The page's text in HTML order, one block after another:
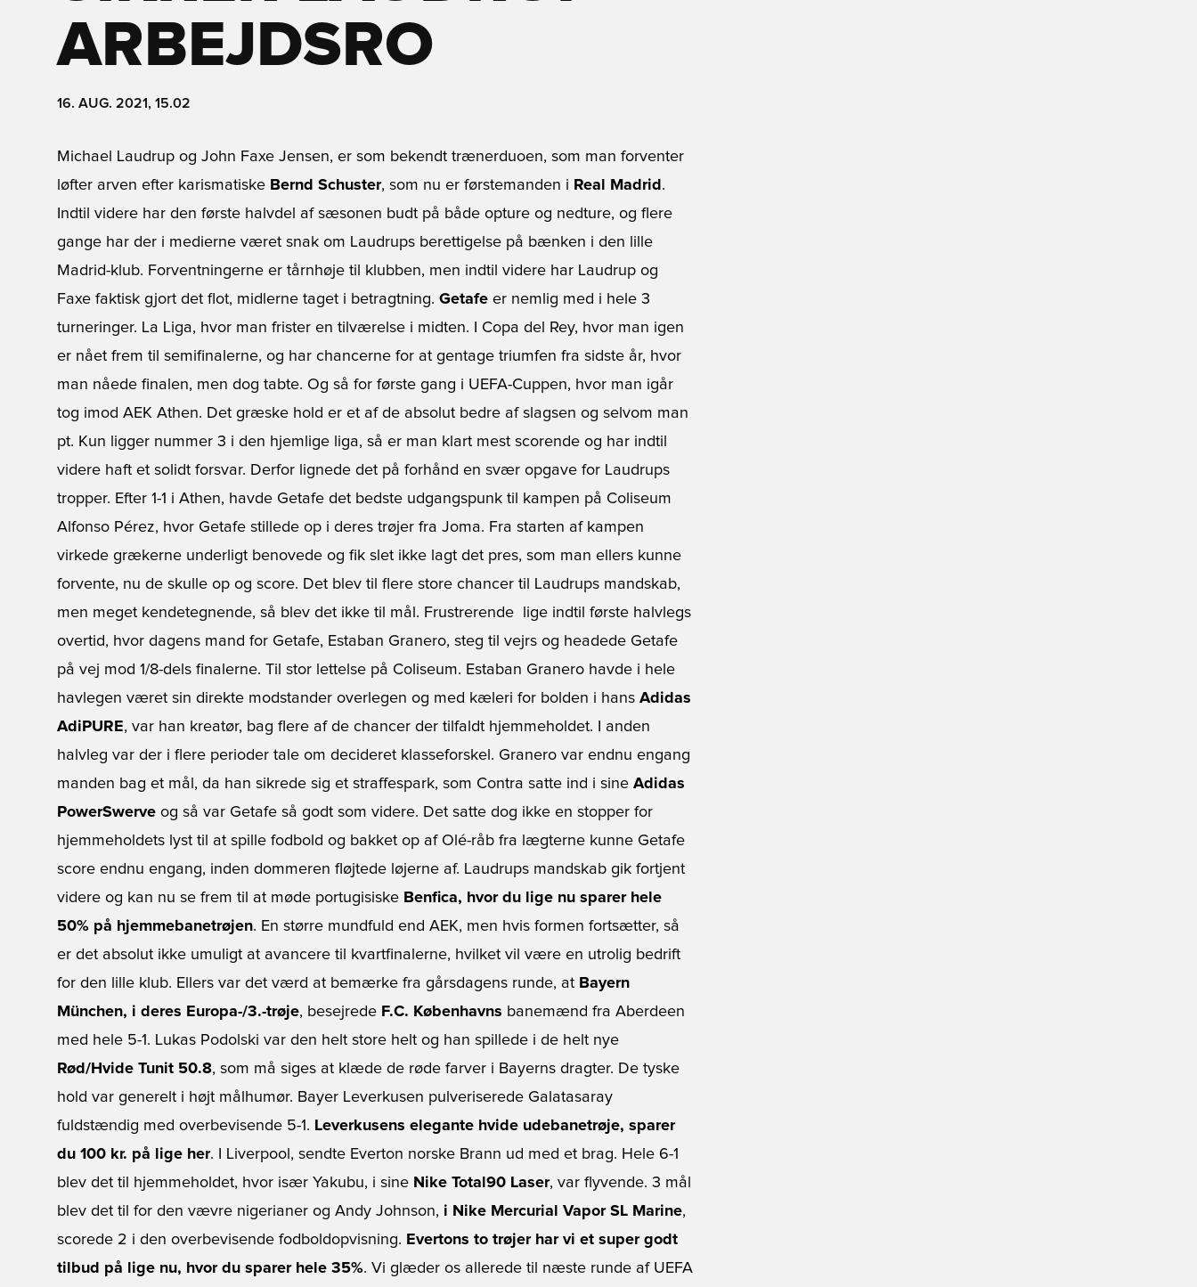
ARBEJDSRO
16. AUG. 2021, 15.02
Michael Laudrup og John Faxe Jensen, er som bekendt trænerduoen, som man forventer
løfter arven efter karismatiske Bernd Schuster, som nu er førstemanden i Real Madrid .
Indtil videre har den første halvdel af sæsonen budt på både opture og nedture, og flere
gange har der i medierne været snak om Laudrups berettigelse på bænken i den lille
Madrid-klub. Forventningerne er tårnhøje til klubben, men indtil videre har Laudrup og
Faxe faktisk gjort det flot, midlerne taget i betragtning. Getafe er nemlig med i hele 3
turneringer. La Liga, hvor man frister en tilværelse i midten. I Copa del Rey, hvor man igen
er nået frem til semifinalerne, og har chancerne for at gentage triumfen fra sidste år, hvor
man nåede finalen, men dog tabte. Og så for første gang i UEFA-Cuppen, hvor man igår
tog imod AEK Athen. Det græske hold er et af de absolut bedre af slagsen og selvom man
pt. Kun ligger nummer 3 i den hjemlige liga, så er man klart mest scorende og har indtil
videre haft et solidt forsvar. Derfor lignede det på forhånd en svær opgave for Laudrups
tropper. Efter 1-1 i Athen, havde Getafe det bedste udgangspunk til kampen på Coliseum
Alfonso Pérez, hvor Getafe stillede op i deres trøjer fra Joma. Fra starten af kampen
virkede grækerne underligt benovede og fik slet ikke lagt det pres, som man ellers kunne
forvente, nu de skulle op og score. Det blev til flere store chancer til Laudrups mandskab,
men meget kendetegnende, så blev det ikke til mål. Frustrerende  lige indtil første halvlegs
overtid, hvor dagens mand for Getafe, Estaban Granero, steg til vejrs og headede Getafe
på vej mod 1/8-dels finalerne. Til stor lettelse på Coliseum. Estaban Granero havde i hele
havlegen været sin direkte modstander overlegen og med kæleri for bolden i hans Adidas
AdiPURE, var han kreatør, bag flere af de chancer der tilfaldt hjemmeholdet. I anden
halvleg var der i flere perioder tale om decideret klasseforskel. Granero var endnu engang
manden bag et mål, da han sikrede sig et straffespark, som Contra satte ind i sine Adidas
PowerSwerve og så var Getafe så godt som videre. Det satte dog ikke en stopper for
hjemmeholdets lyst til at spille fodbold og bakket op af Olé-råb fra lægterne kunne Getafe
score endnu engang, inden dommeren fløjtede løjerne af. Laudrups mandskab gik fortjent
videre og kan nu se frem til at møde portugisiske Benfica, hvor du lige nu sparer hele
50% på hjemmebanetrøjen. En større mundfuld end AEK, men hvis formen fortsætter, så
er det absolut ikke umuligt at avancere til kvartfinalerne, hvilket vil være en utrolig bedrift
for den lille klub. Ellers var det værd at bemærke fra gårsdagens runde, at Bayern
München, i deres Europa-/3.-trøje, besejrede F.C. Københavns banemænd fra Aberdeen
med hele 5-1. Lukas Podolski var den helt store helt og han spillede i de helt nye
Rød/Hvide Tunit 50.8, som må siges at klæde de røde farver i Bayerns dragter. De tyske
hold var generelt i højt målhumør. Bayer Leverkusen pulveriserede Galatasaray
fuldstændig med overbevisende 5-1. Leverkusens elegante hvide udebanetrøje, sparer
du 100 kr. på lige her. I Liverpool, sendte Everton norske Brann ud med et brag. Hele 6-1
blev det til hjemmeholdet, hvor især Yakubu, i sine Nike Total90 Laser, var flyvende. 3 mål
blev det til for den vævre nigerianer og Andy Johnson, i Nike Mercurial Vapor SL Marine,
scorede 2 i den overbevisende fodboldopvisning. Evertons to trøjer har vi et super godt
tilbud på lige nu, hvor du sparer hele 35%. Vi glæder os allerede til næste runde af UEFA